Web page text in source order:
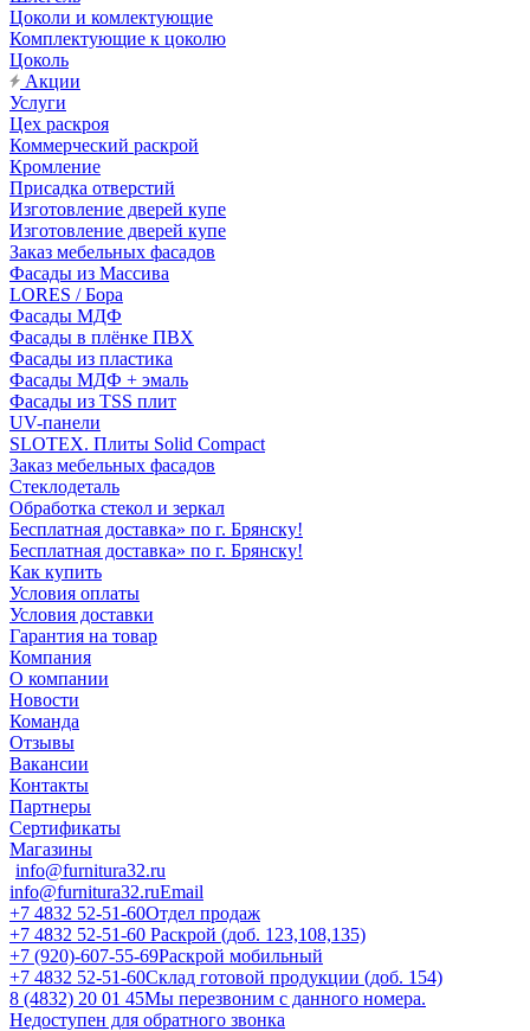
Цоколи и комлектующие
Комплектующие к цоколю
Цоколь
Акции
Услуги
Цех раскроя
Коммерческий раскрой
Кромление
Присадка отверстий
Изготовление дверей купе
Изготовление дверей купе
Заказ мебельных фасадов
Фасады из Массива
LORES / Бора
Фасады МДФ
Фасады в плёнке ПВХ
Фасады из пластика
Фасады МДФ + эмаль
Фасады из TSS плит
UV-панели
SLOTEX. Плиты Solid Compact
Заказ мебельных фасадов
Стеклодеталь
Обработка стекол и зеркал
Бесплатная доставка» по г. Брянску!
Бесплатная доставка» по г. Брянску!
Как купить
Условия оплаты
Условия доставки
Гарантия на товар
Компания
О компании
Новости
Команда
Отзывы
Вакансии
Контакты
Партнеры
Сертификаты
Магазины
info@furnitura32.ru
info@furnitura32.ruEmail
+7 4832 52-51-60Отдел продаж
+7 4832 52-51-60 Раскрой (доб. 123,108,135)
+7 (920)-607-55-69Раскрой мобильный
+7 4832 52-51-60Склад готовой продукции (доб. 154)
8 (4832) 20 01 45Мы перезвоним с данного номера.
Недоступен для обратного звонка